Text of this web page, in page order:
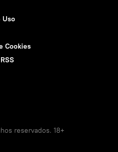
Uso
Cookies
RSS
reservados. 18+